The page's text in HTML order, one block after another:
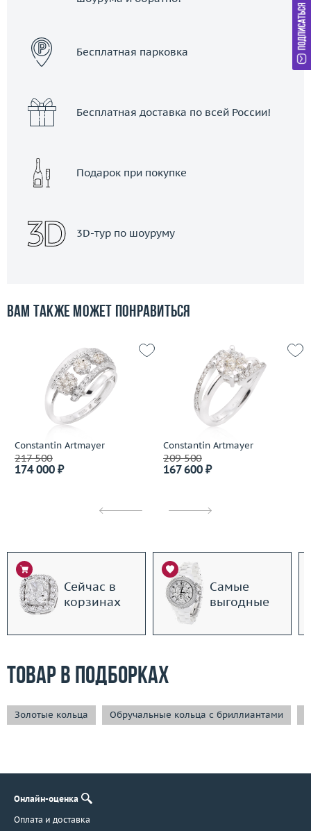
Бесплатная парковка
Бесплатная доставка по всей России!
Подарок при покупке
3D-тур по шоуруму
Вам также может понравиться
Constantin Artmayer
217 500
174 000 ₽
Constantin Artmayer
209 500
167 600 ₽
Сейчас в
корзинах
Самые
выгодные
Товар в подборках
Золотые кольца Обручальные кольца с бриллиантами
Онлайн-оценка
Оплата и доставка